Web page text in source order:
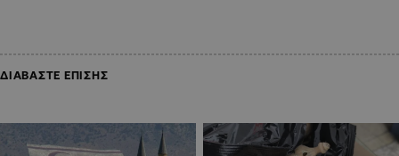
ΔΙΑΒΑΣΤΕ ΕΠΙΣΗΣ